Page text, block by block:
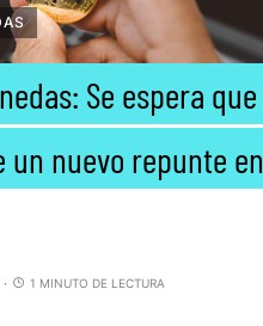
Se espera que
un nuevo repunte en
1 MINUTO DE LECTURA